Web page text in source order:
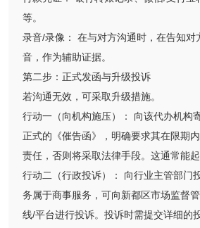
等。
录音/录像： 在与对方沟通时，在告知对
音，作为辅助证据。
第二步：正式发函与升级投诉
若沟通无效，可采取升级措施。
行动一（向机构施压）： 向该代办机构
正式的《催告函》，明确要求其在限期
责任，否则将采取法律手段。这通常能起
行动二（行政投诉）： 向行业主管部门
务属于商事服务，可向新都区市场监督
线/平台进行投诉。投诉时需提交详细的